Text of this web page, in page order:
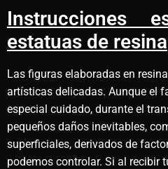
Instrucciones
estatuas de resina
Las figuras elaboradas en
artísticas delicadas. Aunque el
especial cuidado, durante el
pequeños daños inevitables,
superficiales, derivados de
podemos controlar. Si al recibir